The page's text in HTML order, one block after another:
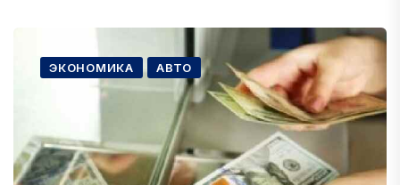
ЭКОНОМИКА АВТО